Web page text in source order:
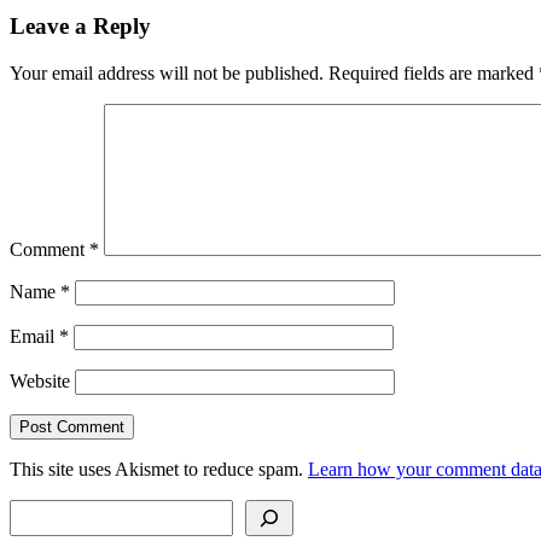
Leave a Reply
Your email address will not be published. Required fields are marked
Comment *
Name *
Email *
Website
This site uses Akismet to reduce spam. Learn how your comment